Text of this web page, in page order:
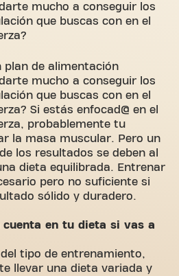
mucho a conseguir los
que buscas con en el
plan de alimentación
mucho a conseguir los
que buscas con en el
Si estás enfocad@ en el
probablemente tu
la masa muscular. Pero un
los resultados se deben al
dieta equilibrada. Entrenar
pero no suficiente si
sólido y duradero.
cuenta en tu dieta si vas a
tipo de entrenamiento,
llevar una dieta variada y